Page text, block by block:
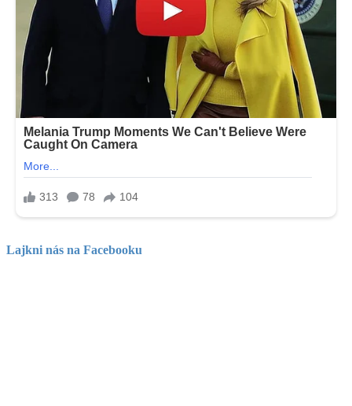
Lajkni nás na Facebooku